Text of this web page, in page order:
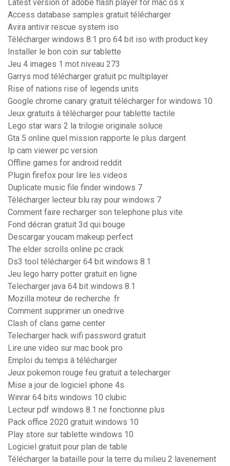
Latest version of adobe flash player for mac os x
Access database samples gratuit télécharger
Avira antivir rescue system iso
Télécharger windows 8.1 pro 64 bit iso with product key
Installer le bon coin sur tablette
Jeu 4 images 1 mot niveau 273
Garrys mod télécharger gratuit pc multiplayer
Rise of nations rise of legends units
Google chrome canary gratuit télécharger for windows 10
Jeux gratuits à télécharger pour tablette tactile
Lego star wars 2 la trilogie originale soluce
Gta 5 online quel mission rapporte le plus dargent
Ip cam viewer pc version
Offline games for android reddit
Plugin firefox pour lire les videos
Duplicate music file finder windows 7
Télécharger lecteur blu ray pour windows 7
Comment faire recharger son telephone plus vite
Fond décran gratuit 3d qui bouge
Descargar youcam makeup perfect
The elder scrolls online pc crack
Ds3 tool télécharger 64 bit windows 8.1
Jeu lego harry potter gratuit en ligne
Telecharger java 64 bit windows 8.1
Mozilla moteur de recherche .fr
Comment supprimer un onedrive
Clash of clans game center
Telecharger hack wifi password gratuit
Lire une video sur mac book pro
Emploi du temps à télécharger
Jeux pokemon rouge feu gratuit a telecharger
Mise a jour de logiciel iphone 4s
Winrar 64 bits windows 10 clubic
Lecteur pdf windows 8.1 ne fonctionne plus
Pack office 2020 gratuit windows 10
Play store sur tablette windows 10
Logiciel gratuit pour plan de table
Télécharger la bataille pour la terre du milieu 2 lavenement